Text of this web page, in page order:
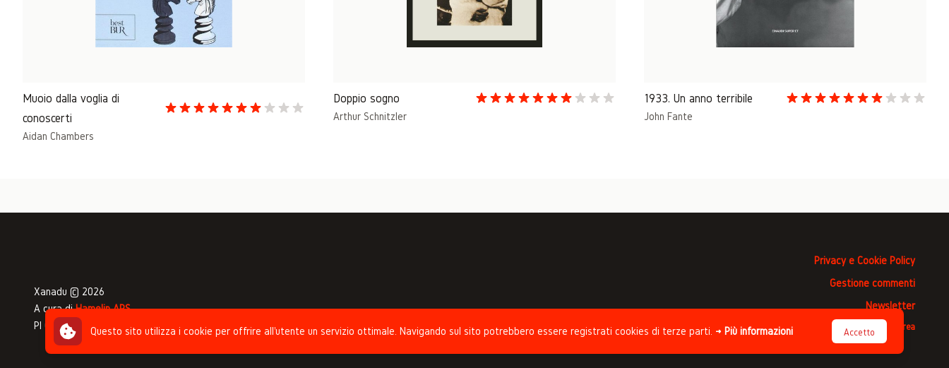
Muoio dalla voglia di
conoscerti
Aidan Chambers
Doppio sogno
Arthur Schnitzler
1933. Un anno terribile
John Fante
Xanadu © 2026
A cura diHamelin APS
PI 04332650375 - CF 92047890378
Privacy e Cookie Policy
Gestione commenti
Newsletter
Progettato daStudio Clip , sviluppato da Andrea
Questo sito utilizza i cookie per offrire all'utente un servizio ottimale. Navigando sul sito potrebbero essere registrati cookies di terze parti. → Più informazioni Accetto